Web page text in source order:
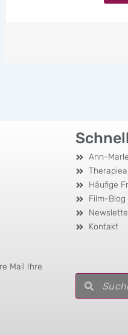
Mail Ihre
Ann-
Häufige
Film-Blog
Kontakt
SucheSuche